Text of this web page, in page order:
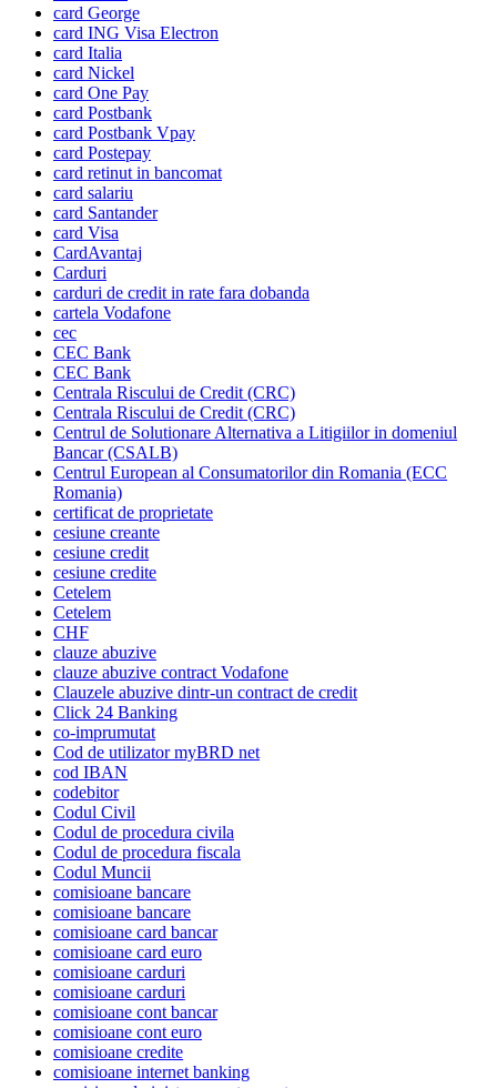
card George
card ING Visa Electron
card Italia
card Nickel
card One Pay
card Postbank
card Postbank Vpay
card Postepay
card retinut in bancomat
card salariu
card Santander
card Visa
CardAvantaj
Carduri
carduri de credit in rate fara dobanda
cartela Vodafone
cec
CEC Bank
CEC Bank
Centrala Riscului de Credit (CRC)
Centrala Riscului de Credit (CRC)
Centrul de Solutionare Alternativa a Litigiilor in domeniul
Bancar (CSALB)
Centrul European al Consumatorilor din Romania (ECC
Romania)
certificat de proprietate
cesiune creante
cesiune credit
cesiune credite
Cetelem
Cetelem
CHF
clauze abuzive
clauze abuzive contract Vodafone
Clauzele abuzive dintr-un contract de credit
Click 24 Banking
co-imprumutat
Cod de utilizator myBRD net
cod IBAN
codebitor
Codul Civil
Codul de procedura civila
Codul de procedura fiscala
Codul Muncii
comisioane bancare
comisioane bancare
comisioane card bancar
comisioane card euro
comisioane carduri
comisioane carduri
comisioane cont bancar
comisioane cont euro
comisioane credite
comisioane internet banking